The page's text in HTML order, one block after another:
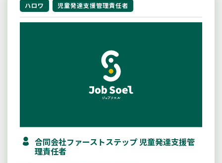
ハロワ 児童発達支援管理責任者
合同会社ファーストステップ 児童発達支援管
理責任者